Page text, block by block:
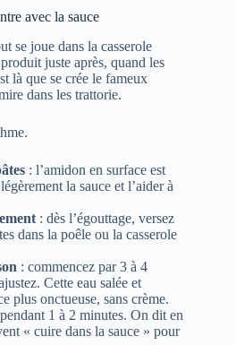
avec la sauce
se joue dans la casserole
juste après, quand les
là que se crée le fameux
dans les trattorie.
: l’amidon en surface est
la sauce et l’aider à
: dès l’égouttage, versez
dans la poêle ou la casserole
: commencez par 3 à 4
Cette eau salée et
plus onctueuse, sans crème.
pendant 1 à 2 minutes. On dit en
« cuire dans la sauce » pour